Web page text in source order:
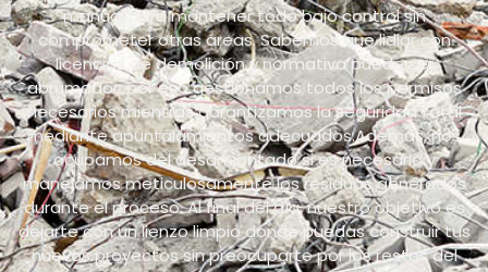
manual para mantener todo bajo control sin
comprometer otras áreas. Sabemos que lidiar con
licencias de demolición y normativa puede ser
abrumador: por eso gestionamos todos los permisos
necesarios mientras garantizamos la seguridad total
mediante apuntalamientos adecuados.Además, nos
ocupamos del desamiantado si es necesario y
manejamos meticulosamente los residuos generados
durante el proceso. Al final del día, nuestro objetivo es
dejarte con un lienzo limpio donde puedas construir tus
nuevos proyectos sin preocuparte por los restos del